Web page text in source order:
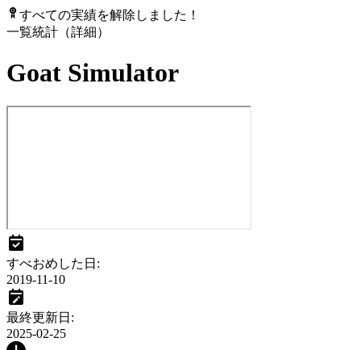
すべての実績を解除しました！
一覧統計（詳細）
Goat Simulator
すべおめした日 :
2019-11-10
最終更新日 :
2025-02-25